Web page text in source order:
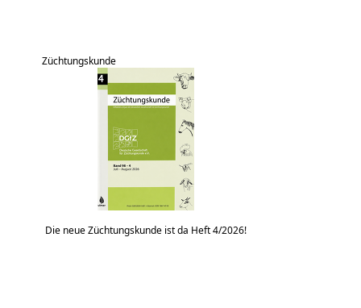
Züchtungskunde
Die neue Züchtungskunde ist da Heft 4/2026!